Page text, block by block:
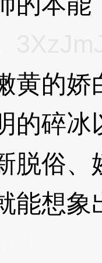
的娇
的碎
脱俗、
想象